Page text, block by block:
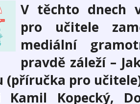
V těchto dnech
pro učitele
mediální
pravdě záleží –
(příručka pro
Kamil Kopecký,